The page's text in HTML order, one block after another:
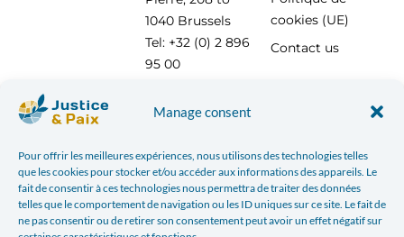
Manage consent
Pour offrir les meilleures expériences, nous utilisons des technologies telles
que les cookies pour stocker et/ou accéder aux informations des appareils. Le
fait de consentir à ces technologies nous permettra de traiter des données
telles que le comportement de navigation ou les ID uniques sur ce site. Le fait de
ne pas consentir ou de retirer son consentement peut avoir un effet négatif sur
1040 Brussels
Tel: +32 (0) 2 896
95 00
cookies (UE)
Contact us
With the support of :